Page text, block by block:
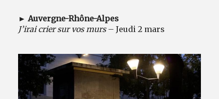
► Auvergne-Rhône-Alpes
J’irai crier sur vos murs– Jeudi 2 mars